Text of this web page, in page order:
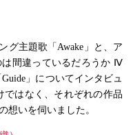
グ主題歌「Awake」と、ア
は間違っているだろうか Ⅳ
」についてインタビュ
ではなく、それぞれの作品
想いを伺いました。